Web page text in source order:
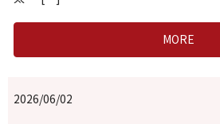
MORE
2026/06/02